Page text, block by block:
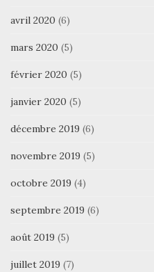
avril 2020 (6)
mars 2020 (5)
février 2020 (5)
janvier 2020 (5)
décembre 2019 (6)
novembre 2019 (5)
octobre 2019 (4)
septembre 2019 (6)
août 2019 (5)
juillet 2019 (7)